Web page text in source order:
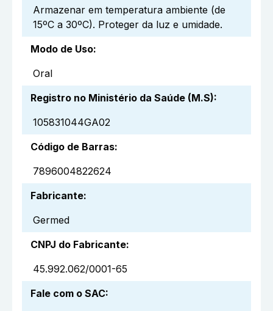
Armazenar em temperatura ambiente (de
15ºC a 30ºC). Proteger da luz e umidade.
Modo de Uso:
Oral
Registro no Ministério da Saúde (M.S):
105831044GA02
Código de Barras:
7896004822624
Fabricante:
Germed
CNPJ do Fabricante:
45.992.062/0001-65
Fale com o SAC: